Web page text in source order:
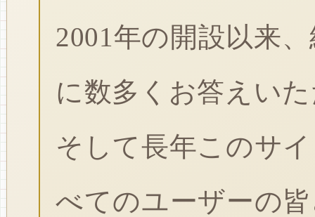
2001年の開設以来
に数多くお答えい
そして長年このサ
べてのユーザーの